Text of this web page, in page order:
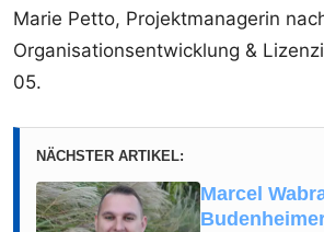
Marie Petto, Projektmanagerin
Organisationsentwicklung &
05.
NÄCHSTER ARTIKEL:
Marcel